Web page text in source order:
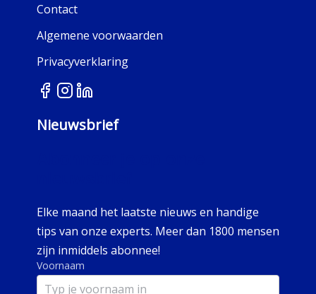
Contact
Algemene voorwaarden
Privacyverklaring
Nieuwsbrief
Elke maand het laatste nieuws en handige
tips van onze experts. Meer dan 1800 mensen
zijn inmiddels abonnee!
Voornaam